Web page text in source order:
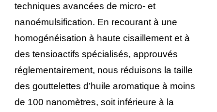
techniques avancées de micro- et
nanoémulsification. En recourant à une
homogénéisation à haute cisaillement et à
des tensioactifs spécialisés, approuvés
réglementairement, nous réduisons la taille
des gouttelettes d’huile aromatique à moins
de 100 nanomètres, soit inférieure à la